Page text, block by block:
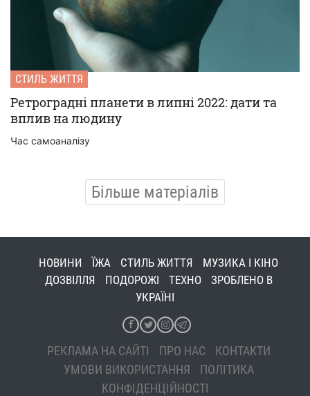
СТИЛЬ ЖИТТЯ
Ретроградні планети в липні 2022: дати та
вплив на людину
Час самоаналізу
Більше матеріалів
НОВИНИ ЇЖА СТИЛЬ ЖИТТЯ
МУЗИКА І КІНО
ДОЗВІЛЛЯ
ПОДОРОЖІ ТЕХНО
ЗРОБЛЕНО В
УКРАЇНІ
РЕКЛАМА НА САЙТІ ПРО НАС
КОНТАКТИ
УМОВИ ВИКОРИСТАННЯ
ПОЛІТИКА
КОНФІДЕНЦІЙНОСТІ